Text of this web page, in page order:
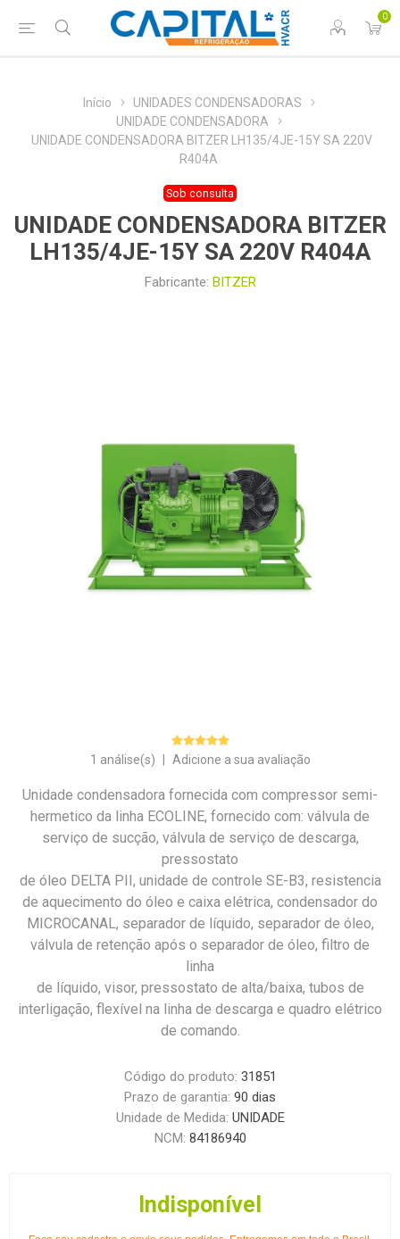
0
Início
UNIDADES CONDENSADORAS
UNIDADE CONDENSADORA
UNIDADE CONDENSADORA BITZER LH135/4JE-15Y SA 220V
R404A
Sob consulta
UNIDADE CONDENSADORA BITZER
LH135/4JE-15Y SA 220V R404A
Fabricante: BITZER
1 análise(s) Adicione a sua avaliação
Unidade condensadora fornecida com compressor semi-
hermetico da linha ECOLINE, fornecido com: válvula de
serviço de sucção, válvula de serviço de descarga,
pressostato
de óleo DELTA PII, unidade de controle SE-B3, resistencia
de aquecimento do óleo e caixa elétrica, condensador do
MICROCANAL, separador de líquido, separador de óleo,
válvula de retenção após o separador de óleo, filtro de
linha
de líquido, visor, pressostato de alta/baixa, tubos de
interligação, flexível na linha de descarga e quadro elétrico
de comando.
Código do produto: 31851
Prazo de garantia: 90 dias
Unidade de Medida: UNIDADE
NCM: 84186940
Indisponível